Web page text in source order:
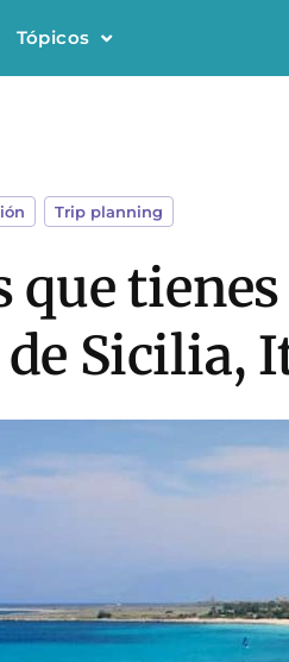
Tópicos
Trip planning
que
Sicilia,